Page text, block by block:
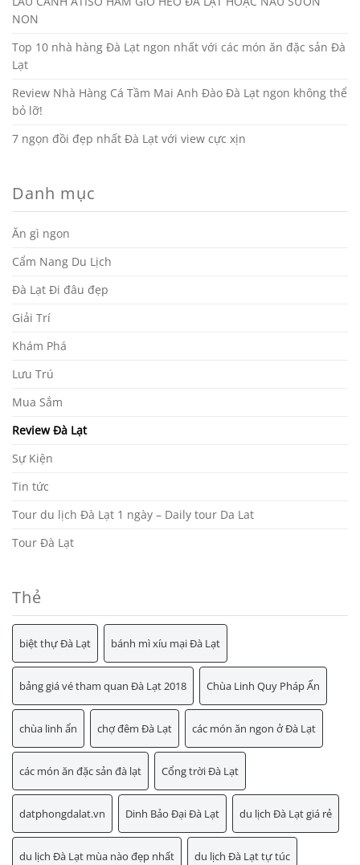
NON
Top 10 nhà hàng Đà Lạt ngon nhất với các món ăn đặc sản Đà
Lạt
Review Nhà Hàng Cá Tầm Mai Anh Đào Đà Lạt ngon không thể
bỏ lỡ!
7 ngọn đồi đẹp nhất Đà Lạt với view cực xịn
Danh mục
Ăn gì ngon
Cẩm Nang Du Lịch
Đà Lạt Đi đâu đẹp
Giải Trí
Khám Phá
Lưu Trú
Mua Sắm
Review Đà Lạt
Sự Kiện
Tin tức
Tour du lịch Đà Lạt 1 ngày – Daily tour Da Lat
Tour Đà Lạt
Thẻ
biệt thự Đà Lạt bánh mì xíu mại Đà Lạt
bảng giá vé tham quan Đà Lạt 2018 Chùa Linh Quy Pháp Ấn
chùa linh ẩn chợ đêm Đà Lạt các món ăn ngon ở Đà Lạt
các món ăn đặc sản đà lạt Cổng trời Đà Lạt
datphongdalat.vn Dinh Bảo Đại Đà Lạt du lịch Đà Lạt giá rẻ
du lịch Đà Lạt mùa nào đẹp nhất du lịch Đà Lạt tự túc